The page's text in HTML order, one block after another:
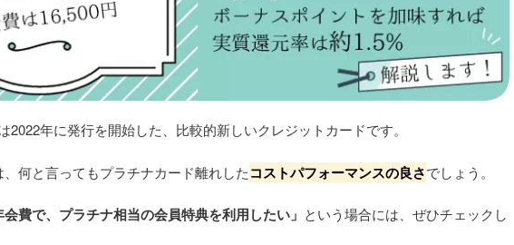
2022年に発行を開始した、比較的新しいクレジットカードです。
何と言ってもプラチナカード離れしたコストパフォーマンスの良さでしょう。
会費で、プラチナ相当の会員特典を利用したい」 という場合には、ぜひチェックし